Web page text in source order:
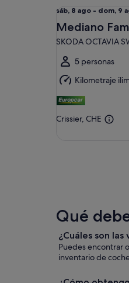
Del
sáb,
8
ago
al
dom,
9
ago
sáb, 8 ago - dom, 9
Mediano
SKODA OCTAVIA
5 personas
Kilometraje
Crissier, CHE
Qué
¿Cuáles son
Puedes encontrar
inventario de